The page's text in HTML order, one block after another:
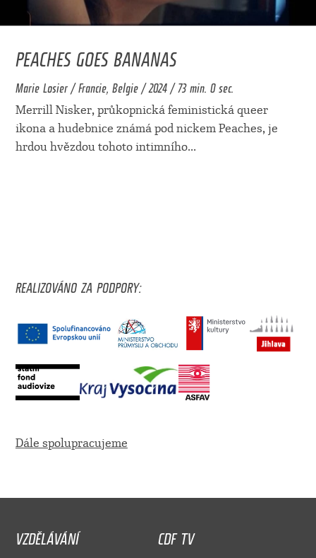
PEACHES GOES BANANAS
Marie Losier / Francie, Belgie / 2024 / 73 min. 0 sec.
Merrill Nisker, průkopnická feministická queer
ikona a hudebnice známá pod nickem Peaches, je
hrdou hvězdou tohoto intimního...
REALIZOVÁNO ZA PODPORY:
Dále spolupracujeme
VZDĚLÁVÁNÍ
CDF TV